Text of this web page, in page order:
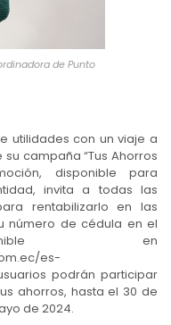
de Punto
utilidades con un viaje a
campaña “Tus Ahorros
disponible para
invita a todas las
rentabilizarlo en las
número de cédula en el
en
es-
podrán participar
ahorros, hasta el 30 de
de 2024.